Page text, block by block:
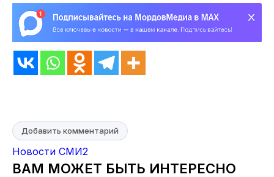
Добавить комментарий
Новости СМИ2
ВАМ МОЖЕТ БЫТЬ ИНТЕРЕСНО